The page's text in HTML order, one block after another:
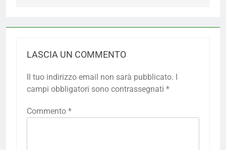
LASCIA UN COMMENTO
Il tuo indirizzo email non sarà pubblicato.
campi obbligatori sono contrassegnati *
Commento *